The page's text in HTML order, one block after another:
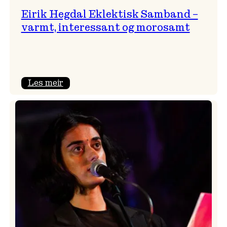
Eirik Hegdal Eklektisk Samband –
varmt, interessant og morosamt
Les meir:
Eklektisk
Samband
–
varmt,
interessant
morosamt